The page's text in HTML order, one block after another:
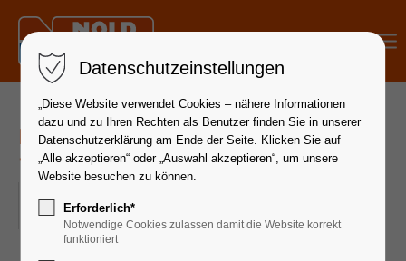
Hydraulik Proportionaltechnik | 20.
- 21. November 2025
ORT: 72649 WOLFSCHLUGEN
Datenschutzeinstellungen
„Diese Website verwendet Cookies – nähere Informationen
dazu und zu Ihren Rechten als Benutzer finden Sie in unserer
Datenschutzerklärung am Ende der Seite. Klicken Sie auf
„Alle akzeptieren“ oder „Auswahl akzeptieren“, um unsere
Website besuchen zu können.
Erforderlich*
Notwendige Cookies zulassen damit die Website korrekt
funktioniert